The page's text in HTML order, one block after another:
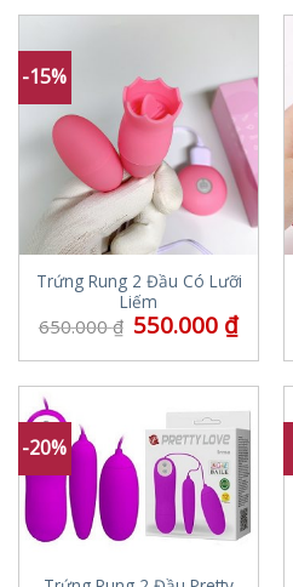
-15%
Trứng Rung 2 Đầu Có Lưỡi
Liếm
650.000₫ 550.000 ₫
-20%